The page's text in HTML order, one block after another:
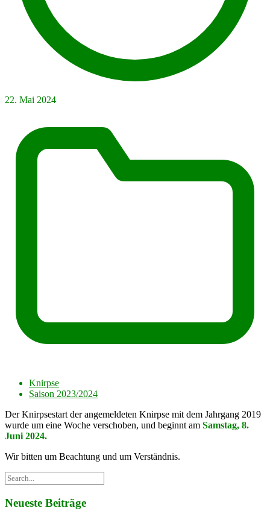
22. Mai 2024
Knirpse
Saison 2023/2024
Der Knirpsestart der angemeldeten Knirpse mit dem Jahrgang 2019
wurde um eine Woche verschoben, und beginnt am Samstag, 8.
Juni 2024.
Wir bitten um Beachtung und um Verständnis.
Neueste Beiträge